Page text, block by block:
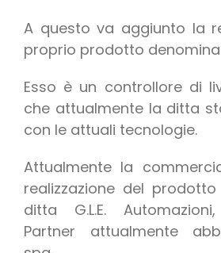
A questo va aggiunto la
proprio prodotto
Esso è un controllore di
che attualmente la ditta
con le attuali tecnologie.
Attualmente la
realizzazione del
ditta G.L.E.
Partner attualmente